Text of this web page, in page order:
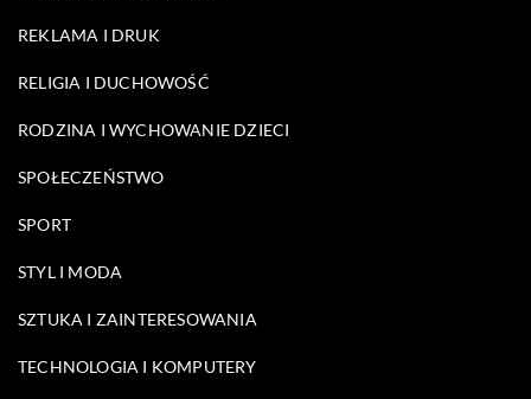
REKLAMA I DRUK
RELIGIA I DUCHOWOŚĆ
RODZINA I WYCHOWANIE DZIECI
SPOŁECZEŃSTWO
SPORT
STYL I MODA
SZTUKA I ZAINTERESOWANIA
TECHNOLOGIA I KOMPUTERY